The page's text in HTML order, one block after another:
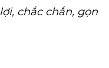
chắc chắn, gọn